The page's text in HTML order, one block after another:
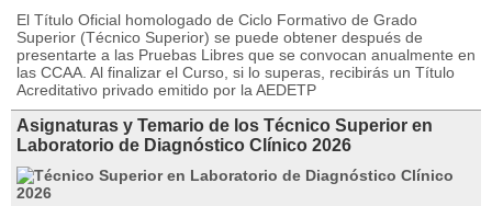
El Título Oficial homologado de Ciclo Formativo de Grado
Superior (Técnico Superior) se puede obtener después de
presentarte a las Pruebas Libres que se convocan anualmente en
las CCAA. Al finalizar el Curso, si lo superas, recibirás un Título
Acreditativo privado emitido por la AEDETP
Asignaturas y Temario de los Técnico Superior en
Laboratorio de Diagnóstico Clínico 2026